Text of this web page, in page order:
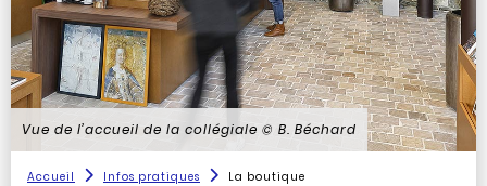
Vue de l’accueil de la collégiale © B. Béchard
Accueil Infos pratiques La boutique